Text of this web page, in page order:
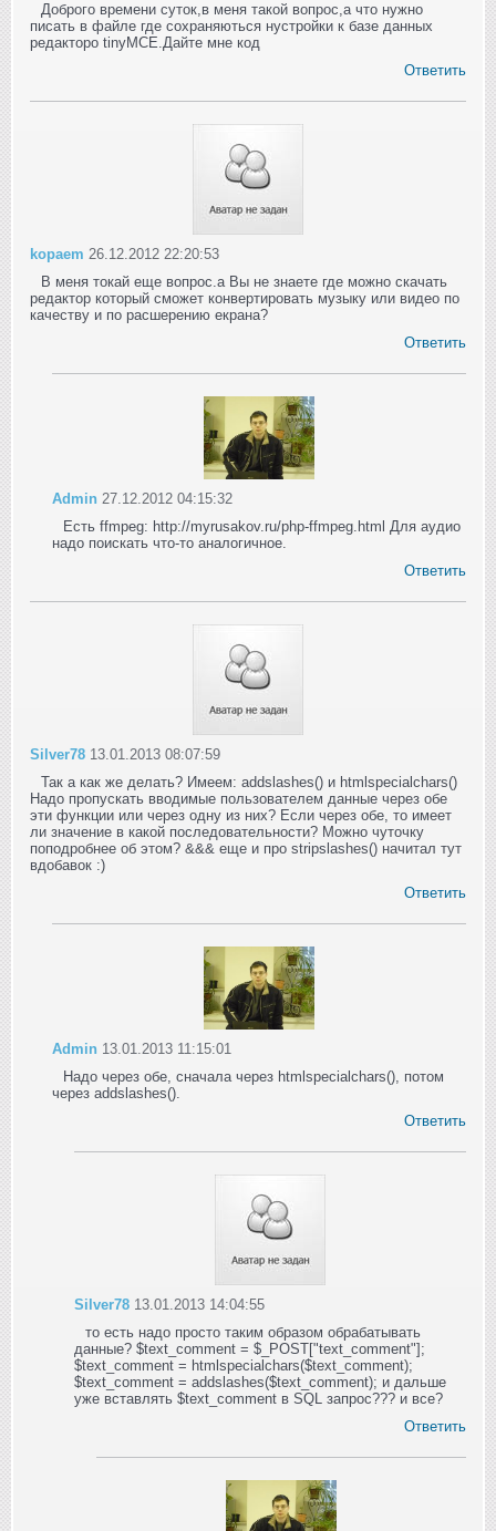
Доброго времени суток,в меня такой вопрос,а что нужно
писать в файле где сохраняються нустройки к базе данных
редакторо tinyMCE.Дайте мне код
Ответить
kopaem 26.12.2012 22:20:53
В меня токай еще вопрос.а Вы не знаете где можно скачать
редактор который сможет конвертировать музыку или видео по
качеству и по расшерению екрана?
Ответить
Admin 27.12.2012 04:15:32
Есть ffmpeg: http://myrusakov.ru/php-ffmpeg.html Для аудио
надо поискать что-то аналогичное.
Ответить
Silver78 13.01.2013 08:07:59
Так а как же делать? Имеем: addslashes() и htmlspecialchars()
Надо пропускать вводимые пользователем данные через обе
эти функции или через одну из них? Если через обе, то имеет
ли значение в какой последовательности? Можно чуточку
поподробнее об этом? &&& еще и про stripslashes() начитал тут
вдобавок :)
Ответить
Admin 13.01.2013 11:15:01
Надо через обе, сначала через htmlspecialchars(), потом
через addslashes().
Ответить
Silver78 13.01.2013 14:04:55
то есть надо просто таким образом обрабатывать
данные? $text_comment = $_POST["text_comment"];
$text_comment = htmlspecialchars($text_comment);
$text_comment = addslashes($text_comment); и дальше
уже вставлять $text_comment в SQL запрос??? и все?
Ответить